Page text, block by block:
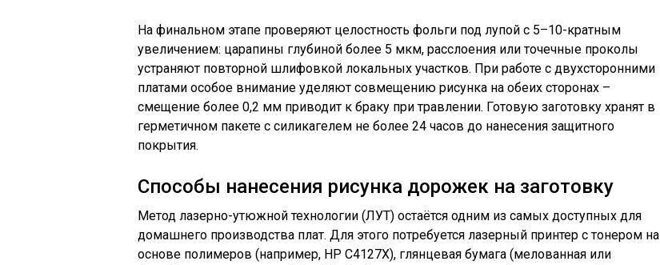
На финальном этапе проверяют целостность фольги под лупой с 5–10-кратным
увеличением: царапины глубиной более 5 мкм, расслоения или точечные проколы
устраняют повторной шлифовкой локальных участков. При работе с двухсторонними
платами особое внимание уделяют совмещению рисунка на обеих сторонах –
смещение более 0,2 мм приводит к браку при травлении. Готовую заготовку хранят в
герметичном пакете с силикагелем не более 24 часов до нанесения защитного
покрытия.
Способы нанесения рисунка дорожек на заготовку
Метод лазерно-утюжной технологии (ЛУТ) остаётся одним из самых доступных для
домашнего производства плат. Для этого потребуется лазерный принтер с тонером на
основе полимеров (например, HP C4127X), глянцевая бумага (мелованная или